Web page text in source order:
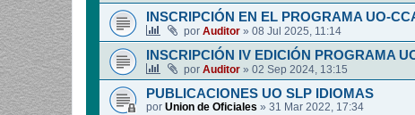
INSCRIPCIÓN EN EL PROGRAMA UO-
por Auditor » 08 Jul 2025, 11:14
INSCRIPCIÓN IV EDICIÓN PROGRAMA
por Auditor » 02 Sep 2024, 13:15
PUBLICACIONES UO SLP IDIOMAS
por Union de Oficiales » 31 Mar 2022, 17:34